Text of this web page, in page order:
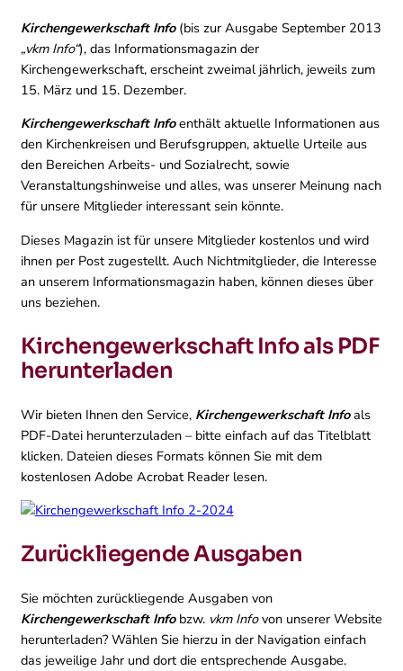
Kirchengewerkschaft Info(bis zur Ausgabe September 2013
„vkm Info“), das Informationsmagazin der
Kirchengewerkschaft, erscheint zweimal jährlich, jeweils zum
15. März und 15. Dezember.
Kirchengewerkschaft Infoenthält aktuelle Informationen aus
den Kirchenkreisen und Berufsgruppen, aktuelle Urteile aus
den Bereichen Arbeits- und Sozialrecht, sowie
Veranstaltungshinweise und alles, was unserer Meinung nach
für unsere Mitglieder interessant sein könnte.
Dieses Magazin ist für unsere Mitglieder kostenlos und wird
ihnen per Post zugestellt. Auch Nichtmitglieder, die Interesse
an unserem Informationsmagazin haben, können dieses über
uns beziehen.
Kirchengewerkschaft Info als PDF
herunterladen
Wir bieten Ihnen den Service, Kirchengewerkschaft Infoals
PDF-Datei herunterzuladen – bitte einfach auf das Titelblatt
klicken. Dateien dieses Formats können Sie mit dem
kostenlosen Adobe Acrobat Reader lesen.
Zurückliegende Ausgaben
Sie möchten zurückliegende Ausgaben von
Kirchengewerkschaft Infobzw. vkm Infovon unserer Website
herunterladen? Wählen Sie hierzu in der Navigation einfach
das jeweilige Jahr und dort die entsprechende Ausgabe.